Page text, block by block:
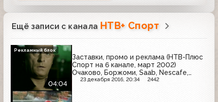
Ещё записи с канала НТВ+ Спорт
04:04
Заставки, промо и реклама (НТВ-Плюс
Спорт на 6 канале, март 2002)
Очаково, Боржоми, Saab, Nescafe,
McDonald's, Car-Freshner, Старый
23 декабря 2016, 20:34 2442
Рекламный блок